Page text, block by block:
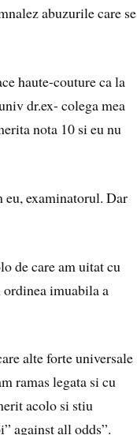
abuzurile care se
haute-couture ca la
dr.ex- colega mea
nota 10 si eu nu
eu, examinatorul. Dar
de care am uitat cu
ordinea imuabila a
alte forte universale
ramas legata si cu
acolo si stiu
against all odds”.